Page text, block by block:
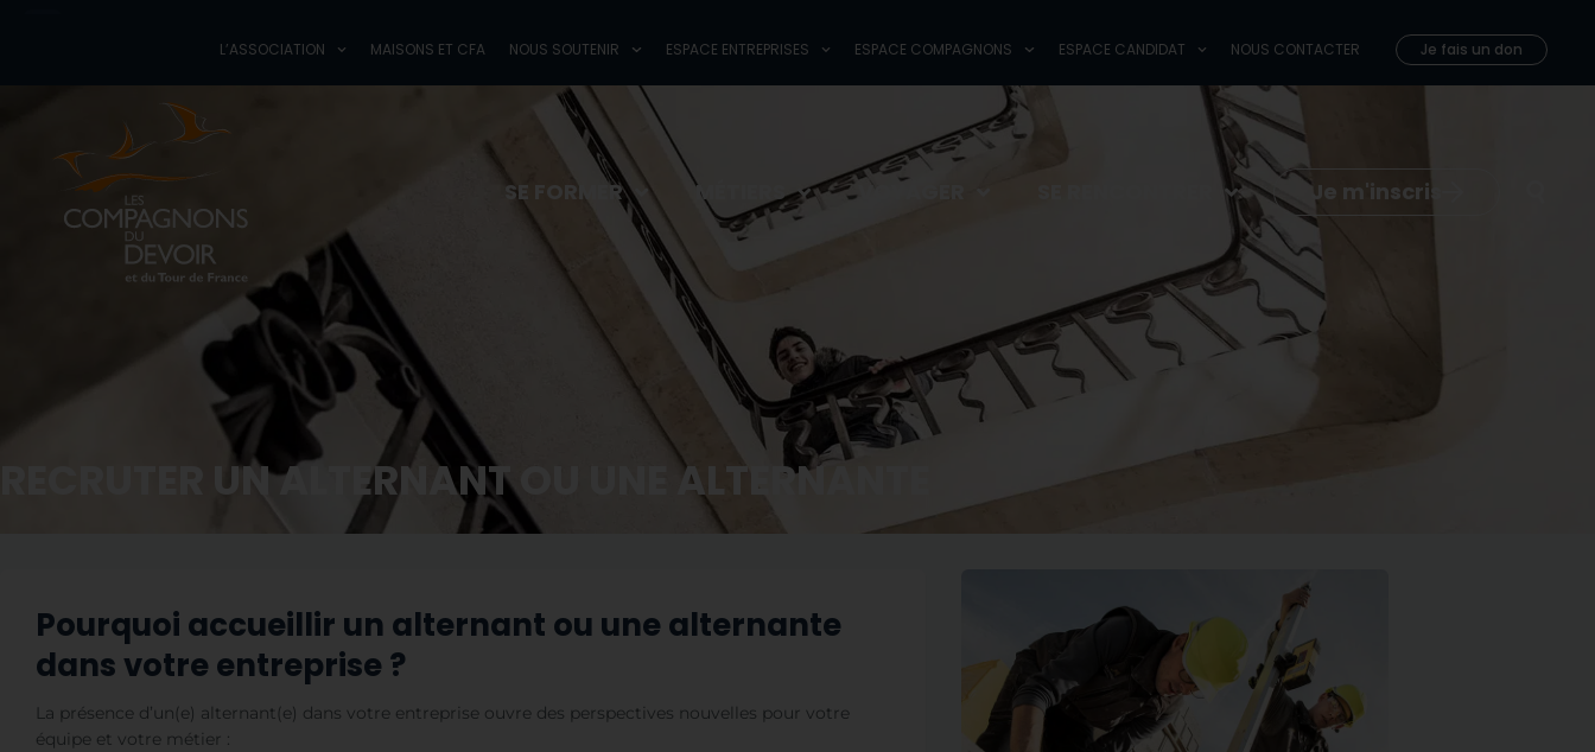
Je fais un don
L’ASSOCIATION MAISONS ET CFA NOUS SOUTENIR ESPACE ENTREPRISES ESPACE COMPAGNONS ESPACE CANDIDAT NOUS CONTACTER Je fais un don
SE FORMER MÉTIERS Je m'inscris
RECRUTER UN ALTERNANT OU UNE ALTERNANTE
Pourquoi accueillir un alternant ou une alternante
dans votre entreprise ?
La présence d’un(e) alternant(e) dans votre entreprise ouvre des perspectives nouvelles pour votre
équipe et votre métier :